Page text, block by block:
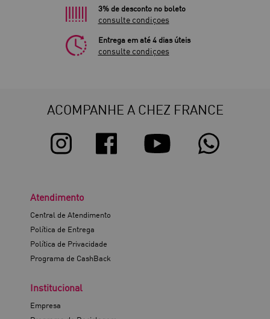
3% de desconto no boleto
consulte condiçoes
Entrega em até 4 dias úteis
consulte condiçoes
ACOMPANHE A CHEZ FRANCE
Atendimento
Central de Atendimento
Política de Entrega
Política de Privacidade
Programa de CashBack
Institucional
Empresa